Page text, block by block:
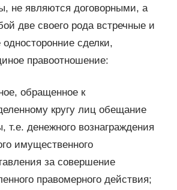
не являются договорными, а
две своего рода встречные и
сделки,
правоотношение:
обращенное к
кругу лиц обещание
т.е. денежного вознаграждения
имущественного
за совершение
правомерного действия;